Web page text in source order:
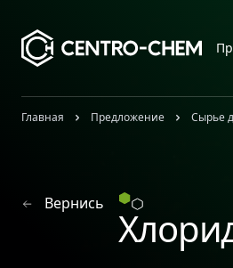
Главная Предложение Сырье
Вернись